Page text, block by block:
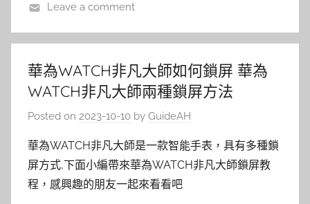
Leave a comment
華為WATCH非凡大師如何鎖屏 華為
WATCH非凡大師兩種鎖屏方法
Posted on 2023-10-10 by GuideAH
華為WATCH非凡大師是一款智能手表，具有多種鎖
屏方式,下面小編帶來華為WATCH非凡大師鎖屏教
程，感興趣的朋友一起來看看吧